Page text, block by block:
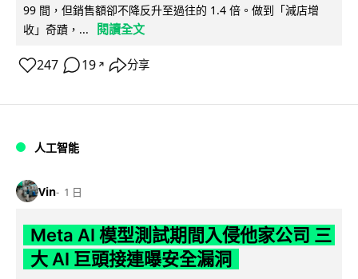
99 間，但銷售額卻不降反升至過往的 1.4 倍。做到「減店增
收」奇蹟，...
閱讀全文
247 19 ↗ 分享
人工智能
Vin 1 日
Meta AI 模型測試期間入侵他家公司 三
大 AI 巨頭接連曝安全漏洞